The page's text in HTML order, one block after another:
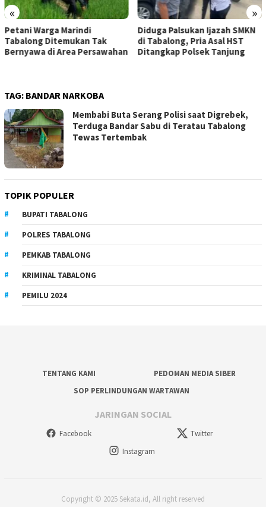
« »
Petani Warga Marindi
Tabalong Ditemukan Tak
Bernyawa di Area Persawahan
Diduga Palsukan Ijazah SMKN
di Tabalong, Pria Asal HST
Ditangkap Polsek Tanjung
TAG: BANDAR NARKOBA
Membabi Buta Serang Polisi saat Digrebek,
Terduga Bandar Sabu di Teratau Tabalong
Tewas Tertembak
TOPIK POPULER
BUPATI TABALONG
POLRES TABALONG
PEMKAB TABALONG
KRIMINAL TABALONG
PEMILU 2024
TENTANG KAMI
PEDOMAN MEDIA SIBER
SOP PERLINDUNGAN WARTAWAN
JARINGAN SOCIAL
Facebook
Twitter
Instagram
Copyright © 2025 Sekata.id, All right reserved